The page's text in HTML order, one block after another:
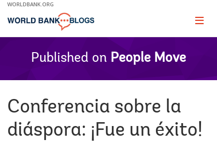
Skip
Main
WORLDBANK.ORG
Page
Published on People Move
Conferencia sobre la
diáspora: ¡Fue un éxito!